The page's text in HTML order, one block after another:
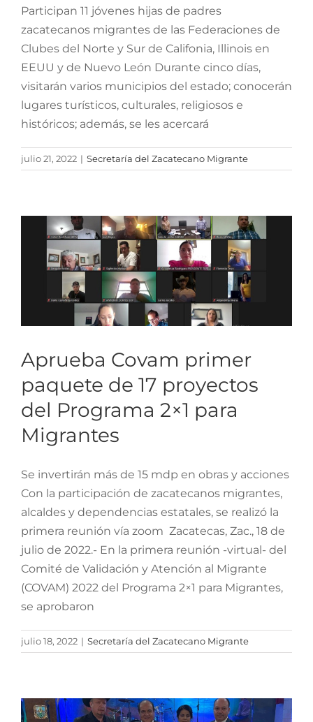
Participan 11 jóvenes hijas de padres
zacatecanos migrantes de las Federaciones de
Clubes del Norte y Sur de Califonia, Illinois en
EEUU y de Nuevo León Durante cinco días,
visitarán varios municipios del estado; conocerán
lugares turísticos, culturales, religiosos e
históricos; además, se les acercará
julio 21, 2022 | Secretaría del Zacatecano Migrante
paquete de 17 proyectos
Migrantes
Aprueba Covam primer
paquete de 17 proyectos
del Programa 2×1 para
Migrantes
Se invertirán más de 15 mdp en obras y acciones
Con la participación de zacatecanos migrantes,
alcaldes y dependencias estatales, se realizó la
primera reunión vía zoom Zacatecas, Zac., 18 de
julio de 2022.- En la primera reunión -virtual- del
Comité de Validación y Atención al Migrante
(COVAM) 2022 del Programa 2×1 para Migrantes,
se aprobaron
julio 18, 2022 | Secretaría del Zacatecano Migrante
Estado a la comunidad
Chicago